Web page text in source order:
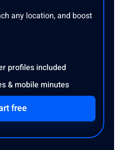
any location, and boost
profiles included
& mobile minutes
free